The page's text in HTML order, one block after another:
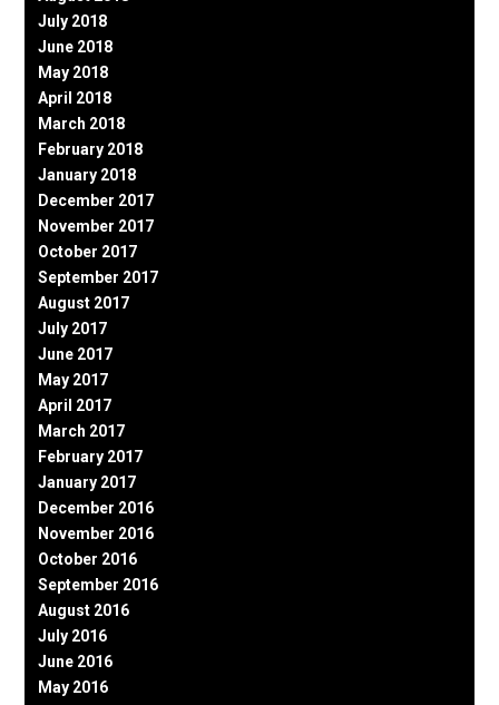
July 2018
June 2018
May 2018
April 2018
March 2018
February 2018
January 2018
December 2017
November 2017
October 2017
September 2017
August 2017
July 2017
June 2017
May 2017
April 2017
March 2017
February 2017
January 2017
December 2016
November 2016
October 2016
September 2016
August 2016
July 2016
June 2016
May 2016